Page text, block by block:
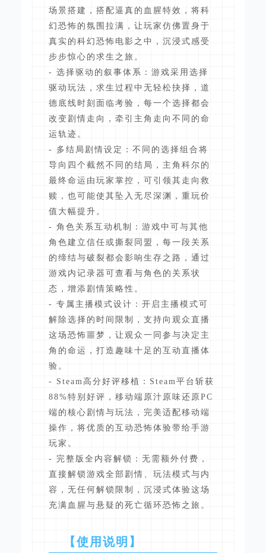
场景搭建，搭配逼真的血腥特效，将科
幻恐怖的氛围拉满，让玩家仿佛置身于
真实的科幻恐怖电影之中，沉浸式感受
步步惊心的求生之旅。
- 选择驱动的叙事体系：游戏采用选择
驱动玩法，求生过程中无轻松抉择，道
德底线时刻面临考验，每一个选择都会
改变剧情走向，牵引主角走向不同的命
运轨迹。
- 多结局剧情设定：不同的选择组合将
导向四个截然不同的结局，主角科尔的
最终命运由玩家掌控，可引领其走向救
赎，也可能使其坠入无尽深渊，重玩价
值大幅提升。
- 角色关系互动机制：游戏中可与其他
角色建立信任或撕裂同盟，每一段关系
的缔结与破裂都会影响生存之路，通过
游戏内记录器可查看与角色的关系状
态，增添剧情策略性。
- 专属主播模式设计：开启主播模式可
解除选择的时间限制，支持向观众直播
这场恐怖噩梦，让观众一同参与决定主
角的命运，打造趣味十足的互动直播体
验。
- Steam高分好评移植：Steam平台斩获
88%特别好评，移动端原汁原味还原PC
端的核心剧情与玩法，完美适配移动端
操作，将优质的互动恐怖体验带给手游
玩家。
- 完整版全内容解锁：无需额外付费，
直接解锁游戏全部剧情、玩法模式与内
容，无任何解锁限制，沉浸式体验这场
充满血腥与悬疑的死亡循环恐怖之旅。
【使用说明】